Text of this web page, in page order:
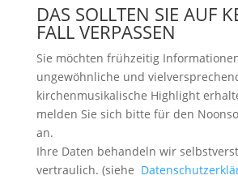
DAS SOLLTEN SIE AUF
FALL VERPASSEN
Sie möchten frühzeitig
ungewöhnliche und
kirchenmusikalische Highlight
melden Sie sich bitte für den
an.
Ihre Daten behandeln wir
vertraulich. (siehe